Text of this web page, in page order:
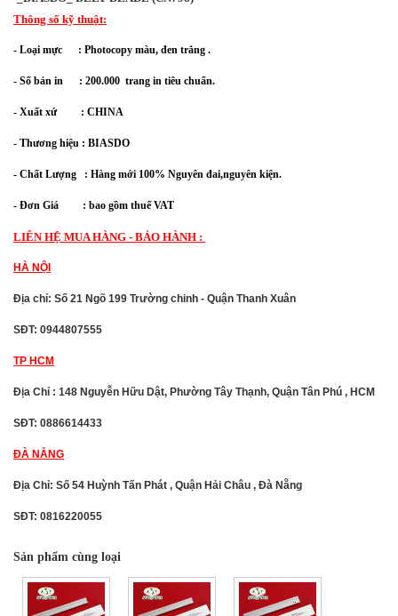
Thông số kỹ thuật:
- Loại mực : Photocopy màu, đen trắng .
- Số bản in : 200.000 trang in tiêu chuẩn.
- Xuất xứ : CHINA
- Thương hiệu : BIASDO
- Chất Lượng : Hàng mới 100% Nguyên đai,nguyên kiện.
- Đơn Giá : bao gồm thuế VAT
LIÊN HỆ MUA HÀNG - BẢO HÀNH :
HÀ NỘI
Địa chỉ: Số 21 Ngõ 199 Trường chinh - Quận Thanh Xuân
SĐT: 0944807555
TP HCM
Địa Chỉ : 148 Nguyễn Hữu Dật, Phường Tây Thạnh, Quận Tân Phú , HCM
SĐT: 0886614433
ĐÀ NẴNG
Địa Chỉ: Số 54 Huỳnh Tấn Phát , Quận Hải Châu , Đà Nẵng
SĐT: 0816220055
Sản phẩm cùng loại